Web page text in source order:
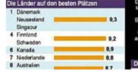
"Tìm"NGƯỜI VIỆT HẢI NGOẠI
ĐỜI SỐNG
KINH TẾ
KHOA HỌC
TẠI
HÀNH TRÌNH BẦU CỬ 2024
MỘT NĂM CHIẾN TRANH TẠI DẢI
GIẢI MÃ VÀNH ĐAI & CON ĐƯỜNG
VIDEO
NGHE
MẠNG XÃ HỘI